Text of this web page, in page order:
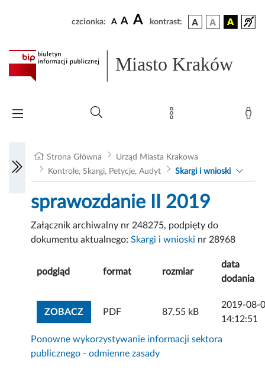
czcionka: A A A kontrast:
Miasto Kraków
Strona Główna
Urząd Miasta Krakowa
Kontrole, Skargi, Petycje, Audyt
Skargi i wnioski
sprawozdanie II 2019
Załącznik archiwalny nr 248275, podpięty do
dokumentu aktualnego:Skargi i wnioski nr 28968
podgląd format rozmiar
data
dodania
ZOBACZZOBACZ ZAŁĄCZNIK
PDF 87.55 kB
2019-08-
14:12:51
Ponowne wykorzystywanie informacji sektora
publicznego - odmienne zasady